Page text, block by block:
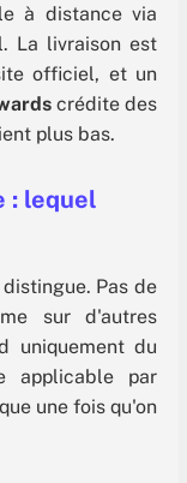
à distance via
La livraison est
officiel, et un
crédite des
plus bas.
: lequel
Pas de
sur d'autres
uniquement du
applicable par
une fois qu'on